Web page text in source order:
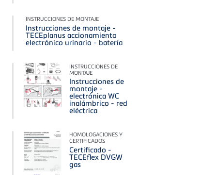
INSTRUCCIONES DE MONTAJE
Instrucciones de montaje -
TECEplanus accionamiento
electrónico urinario - batería
INSTRUCCIONES DE
MONTAJE
Instrucciones de
montaje -
electrónica WC
inalámbrico - red
eléctrica
HOMOLOGACIONES Y
CERTIFICADOS
Certificado -
TECEflex DVGW
gas